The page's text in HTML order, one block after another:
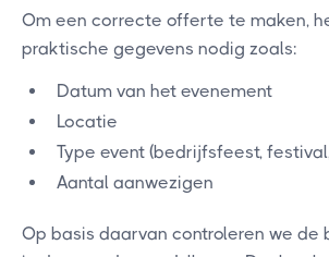
Om een correcte offerte te maken,
praktische gegevens nodig zoals:
Datum van het evenement
Locatie
Type event (bedrijfsfeest,
Aantal aanwezigen
Op basis daarvan controleren we de